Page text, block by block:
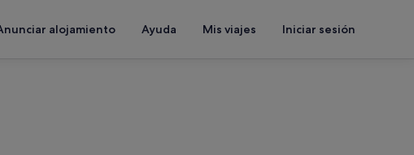
alojamiento Ayuda Mis viajes Iniciar sesión